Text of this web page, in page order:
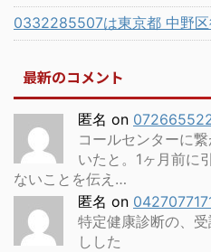
0332285507は東京都 中野
最新のコメント
匿名 on
コールセンターに
いたと。1ヶ月前に
ないことを伝え…
匿名 on
特定健康診断の、
しした